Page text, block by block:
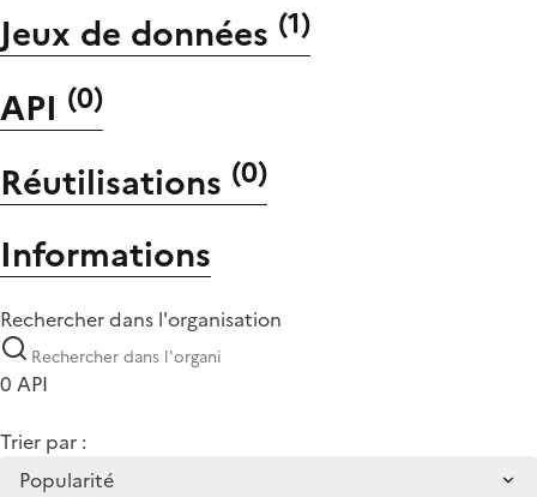
Jeux de données (1)
API (0)
Réutilisations (0)
Informations
Rechercher dans l'organisation
0 API
Trier par :